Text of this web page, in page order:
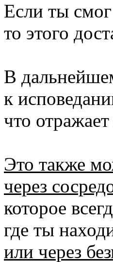
Если ты
то этого
В
к
что
Это также
через
которое
где ты
или через